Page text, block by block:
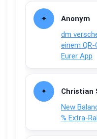
Anonym
dm
einem
Eurer App
Christian
New
% Extra-